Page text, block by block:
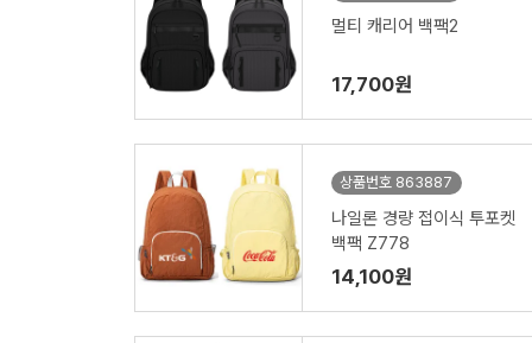
멀티 캐리어 백팩2
17,700원
상품번호 863887
나일론 경량 접이식 투포켓
백팩 Z778
14,100원